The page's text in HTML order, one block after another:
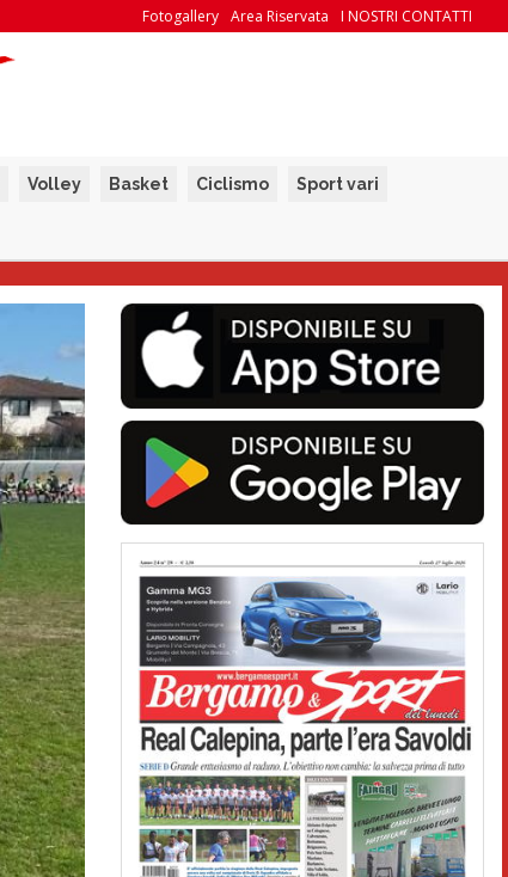
I NOSTRI CONTATTI
Area Riservata
Fotogallery
Volley Basket Ciclismo Sport vari